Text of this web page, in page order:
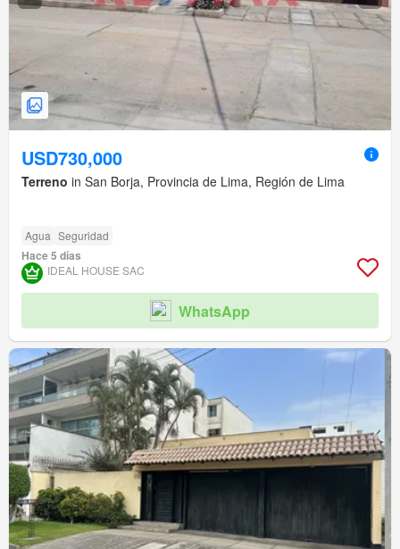
USD730,000
Terreno in San Borja, Provincia de Lima, Región de Lima
Agua Seguridad
Hace 5 días
IDEAL HOUSE SAC
WhatsApp